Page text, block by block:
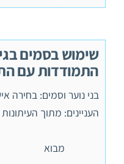
שימוש בסמים
התמודדות עם
בני נוער וסמים: בחירה
העניינים: מתוך
מבוא